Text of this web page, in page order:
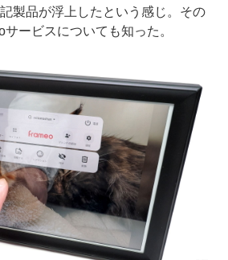
製品が浮上したという感じ。その
ービスについても知った。